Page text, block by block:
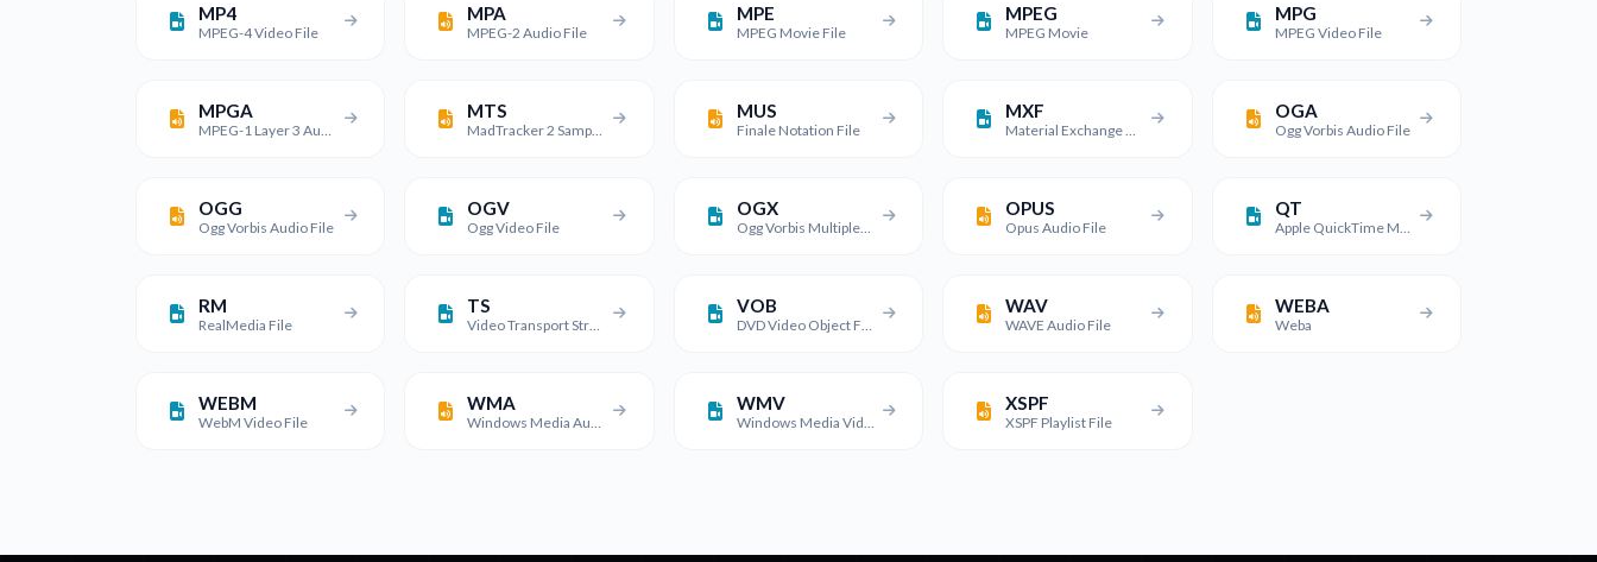
MP4
MPEG-4 Video File
MPA
MPEG-2 Audio File
MPE
MPEG Movie File
MPEG
MPEG Movie
MPG
MPEG Video File
MPGA MTS MUS
Finale Notation File
MXF OGA
Ogg Vorbis Audio File
OGG
Ogg Vorbis Audio File
OGV
Ogg Video File
OGX
Ogg Vorbis Multiplexed Media File
OPUS
Opus Audio File
QT
RM
RealMedia File
TS VOB WAV
WAVE Audio File
WEBA
Weba
WEBM
WebM Video File
WMA WMV XSPF
XSPF Playlist File